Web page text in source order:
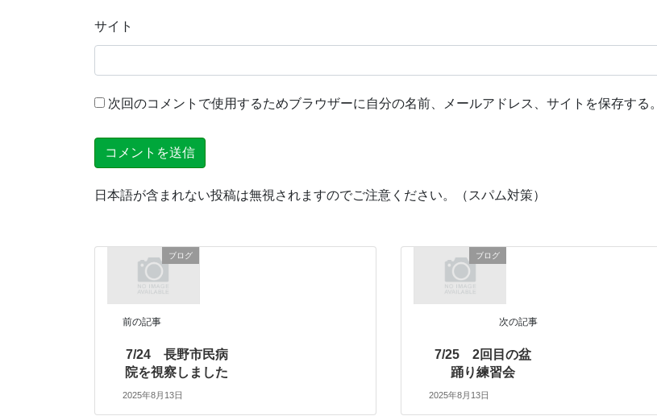
サイト
次回のコメントで使用するためブラウザーに自分の名前、メールアドレス、サイトを保存する。
日本語が含まれない投稿は無視されますのでご注意ください。（スパム対策）
ブログ
前の記事
7/24 長野市民病
院を視察しました
2025年8月13日
ブログ
次の記事
7/25 2回目の盆
踊り練習会
2025年8月13日